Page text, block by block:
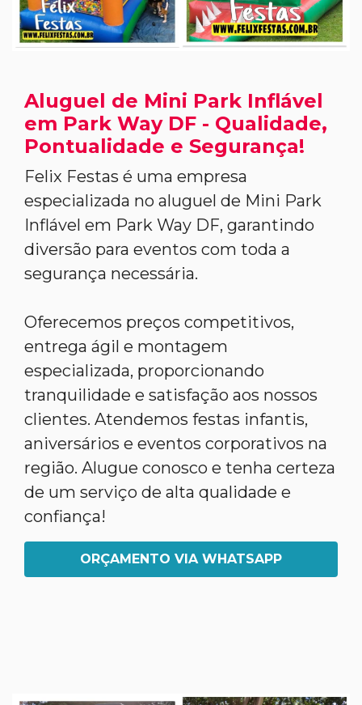
Aluguel de Mini Park Inflável
em Park Way DF - Qualidade,
Pontualidade e Segurança!
Felix Festas é uma empresa
especializada no aluguel de Mini Park
Inflável em Park Way DF, garantindo
diversão para eventos com toda a
segurança necessária.
Oferecemos preços competitivos,
entrega ágil e montagem
especializada, proporcionando
tranquilidade e satisfação aos nossos
clientes. Atendemos festas infantis,
aniversários e eventos corporativos na
região. Alugue conosco e tenha certeza
de um serviço de alta qualidade e
confiança!
ORÇAMENTO VIA WHATSAPP